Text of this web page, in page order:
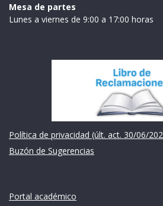
Mesa de partes
Lunes a viernes de 9:00 a 17:00 horas
Política de privacidad (últ. act. 30/06/
Buzón de Sugerencias
Portal académico